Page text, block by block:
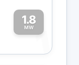
1.8
MW1